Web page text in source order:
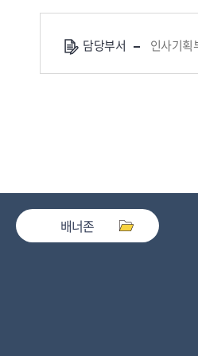
담당부서 인사기획
배너존